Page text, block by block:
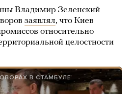
Владимир Зеленский
заявлял, что Киев
относительно
целостности
В СТАМБУЛЕ